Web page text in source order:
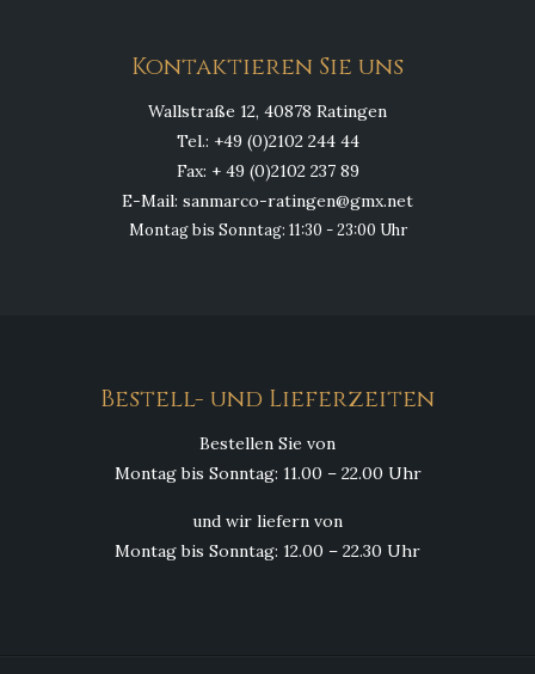
Kontaktieren Sie uns
Wallstraße 12, 40878 Ratingen
Tel.: +49 (0)2102 244 44
Fax: + 49 (0)2102 237 89
E-Mail: sanmarco-ratingen@gmx.net
Montag bis Sonntag: 11:30 - 23:00 Uhr
Bestell- und Lieferzeiten
Bestellen Sie von
Montag bis Sonntag: 11.00 – 22.00 Uhr
und wir liefern von
Montag bis Sonntag: 12.00 – 22.30 Uhr